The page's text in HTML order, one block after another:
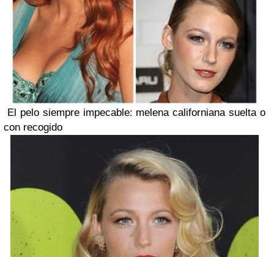
El pelo siempre impecable: melena californiana suelta o
con recogido